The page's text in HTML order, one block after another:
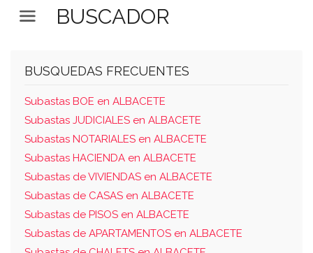
BUSCADOR
BUSQUEDAS FRECUENTES
Subastas BOE en ALBACETE
Subastas JUDICIALES en ALBACETE
Subastas NOTARIALES en ALBACETE
Subastas HACIENDA en ALBACETE
Subastas de VIVIENDAS en ALBACETE
Subastas de CASAS en ALBACETE
Subastas de PISOS en ALBACETE
Subastas de APARTAMENTOS en ALBACETE